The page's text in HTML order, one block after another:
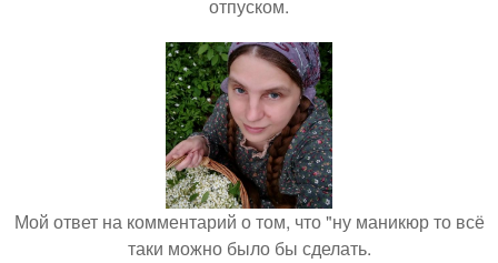
отпуском.
Мой ответ на комментарий о том, что "ну маникюр то всё
таки можно было бы сделать.